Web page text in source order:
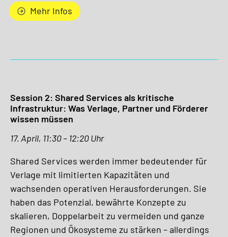
Mehr Infos
Session 2: Shared Services als kritische
Infrastruktur: Was Verlage, Partner und Förderer
wissen müssen
17. April, 11:30 – 12:20 Uhr
Shared Services werden immer bedeutender für
Verlage mit limitierten Kapazitäten und
wachsenden operativen Herausforderungen. Sie
haben das Potenzial, bewährte Konzepte zu
skalieren, Doppelarbeit zu vermeiden und ganze
Regionen und Ökosysteme zu stärken – allerdings